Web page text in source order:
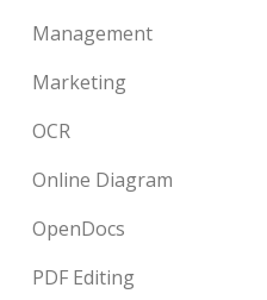
Management
Marketing
OCR
Online Diagram
OpenDocs
PDF Editing